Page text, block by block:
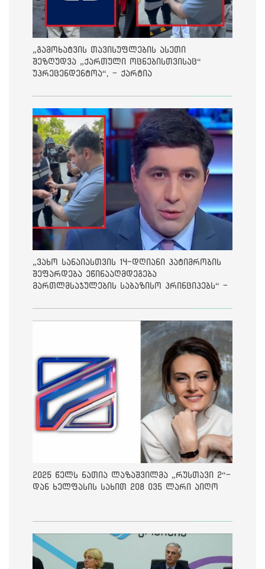
„გამოხატვის თავისუფლების ასეთი
შეზღუდვა „ქართული ოცნებისთვისაც“
უპრეცენდენტოა“, - ქარტია
„ვახო სანაიასთვის 14-დღიანი პატიმრობის
შეფარდება ეწინააღმდეგება
მართლმსაჯულების საბაზისო პრინციპებს“ -
2025 წელს ნათია ლაზაშვილმა „რუსთავი 2“-
დან ხელფასის სახით 208 035 ლარი აიღო